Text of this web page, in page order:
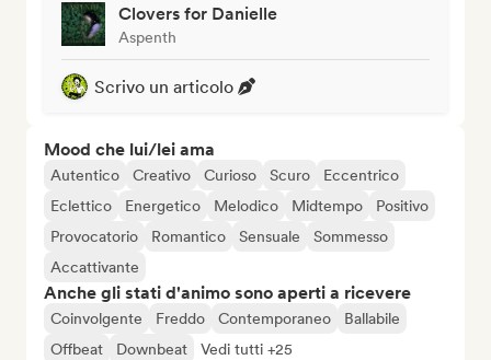
Clovers for Danielle
Aspenth
Scrivo un articolo
Mood che lui/lei ama
Autentico Creativo Curioso Scuro
Eccentrico
Eclettico
Energetico Melodico Midtempo
Positivo
Provocatorio
Romantico Sensuale
Sommesso
Accattivante
Anche gli stati d'animo sono aperti a ricevere
Coinvolgente Freddo Contemporaneo
Ballabile
Offbeat
Downbeat Vedi tutti +25